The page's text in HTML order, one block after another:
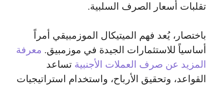
تقلبات أسعار الصرف السلبية.
باختصار، يُعد فهم الميتيكال الموزمبيقي أمراً
أساسياً للاستثمارات الجيدة في موزمبيق. معرفة
المزيد عن صرف العملات الأجنبية تساعد
القواعد، وتحقيق الأرباح، واستخدام استراتيجيات